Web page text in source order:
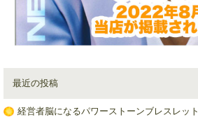
最近の投稿
経営者脳になるパワーストーンブレスレット